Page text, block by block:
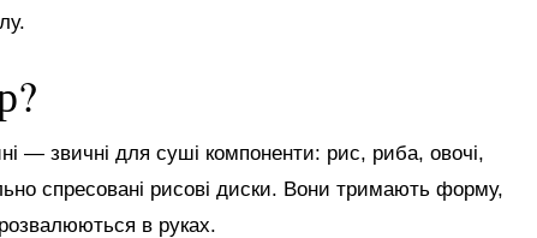
— звичні для суші компоненти: рис, риба, овочі,
спресовані рисові диски. Вони тримають форму,
в руках.